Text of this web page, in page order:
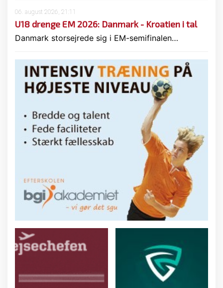
06. august 2026, 21:11
U18 drenge EM 2026: Danmark - Kroatien i tal
Danmark storsejrede sig i EM-semifinalen…